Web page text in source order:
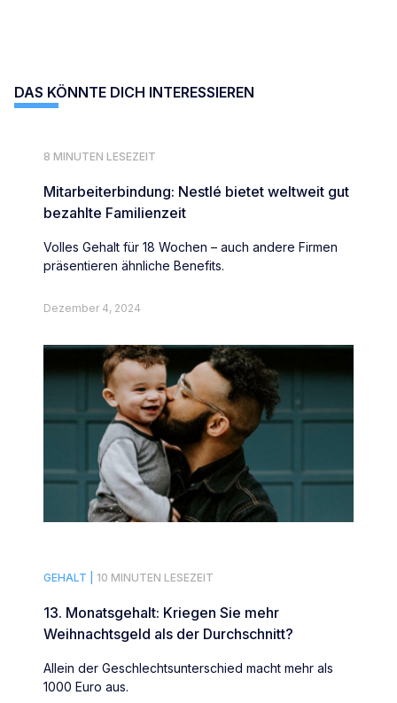
DAS KÖNNTE DICH INTERESSIEREN
8 MINUTEN LESEZEIT
Mitarbeiterbindung: Nestlé bietet weltweit gut
bezahlte Familienzeit
Volles Gehalt für 18 Wochen – auch andere Firmen
präsentieren ähnliche Benefits.
Dezember 4, 2024
GEHALT | 10 MINUTEN LESEZEIT
13. Monatsgehalt: Kriegen Sie mehr
Weihnachtsgeld als der Durchschnitt?
Allein der Geschlechtsunterschied macht mehr als
1000 Euro aus.